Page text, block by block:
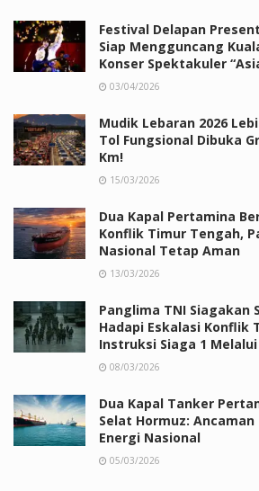
Festival Delapan
Siap Mengguncang
Konser Spektakuler
03/04/2026
Mudik Lebaran 2026
Tol Fungsional Dibuka
Km!
15/03/2026
Dua Kapal Pertamina
Konflik Timur Tengah,
Nasional Tetap Aman
13/03/2026
Panglima TNI Siagakan
Hadapi Eskalasi Konflik
Instruksi Siaga 1
08/03/2026
Dua Kapal Tanker
Selat Hormuz:
Energi Nasional
05/03/2026